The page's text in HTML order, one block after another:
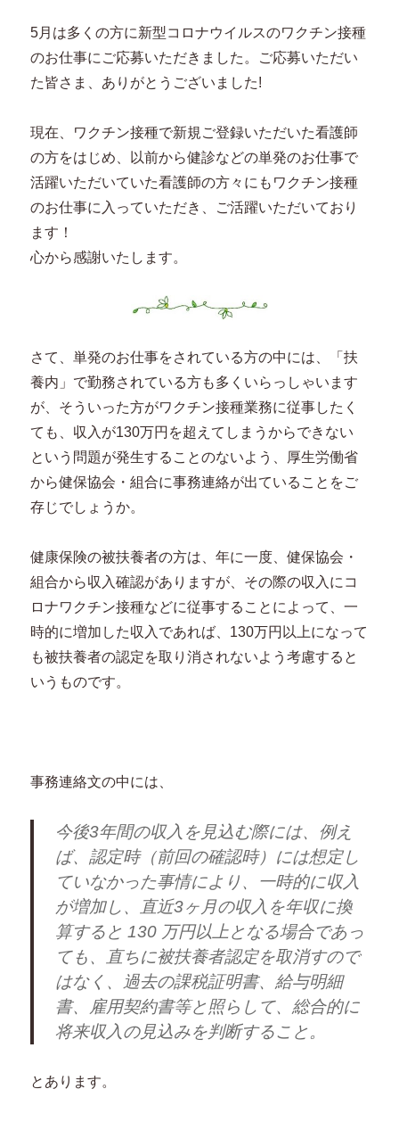
5月は多くの方に新型コロナウイルスのワクチン接種
のお仕事にご応募いただきました。ご応募いただい
た皆さま、ありがとうございました!
現在、ワクチン接種で新規ご登録いただいた看護師
の方をはじめ、以前から健診などの単発のお仕事で
活躍いただいていた看護師の方々にもワクチン接種
のお仕事に入っていただき、ご活躍いただいており
ます！
心から感謝いたします。
さて、単発のお仕事をされている方の中には、「扶
養内」で勤務されている方も多くいらっしゃいます
が、そういった方がワクチン接種業務に従事したく
ても、収入が130万円を超えてしまうからできない
という問題が発生することのないよう、厚生労働省
から健保協会・組合に事務連絡が出ていることをご
存じでしょうか。
健康保険の被扶養者の方は、年に一度、健保協会・
組合から収入確認がありますが、その際の収入にコ
ロナワクチン接種などに従事することによって、一
時的に増加した収入であれば、130万円以上になって
も被扶養者の認定を取り消されないよう考慮すると
いうものです。
事務連絡文の中には、
今後3年間の収入を見込む際には、例え
ば、認定時（前回の確認時）には想定し
ていなかった事情により、一時的に収入
が増加し、直近3ヶ月の収入を年収に換
算すると 130 万円以上となる場合であっ
ても、直ちに被扶養者認定を取消すので
はなく、過去の課税証明書、給与明細
書、雇用契約書等と照らして、総合的に
将来収入の見込みを判断すること。
とあります。